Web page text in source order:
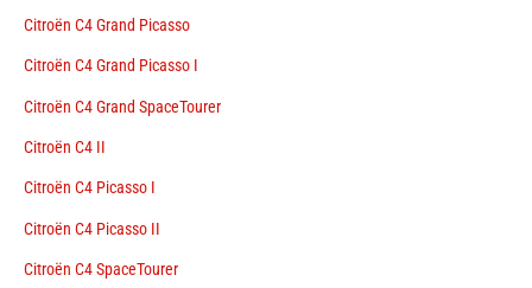
Citroën C4 Grand Picasso
Citroën C4 Grand Picasso I
Citroën C4 Grand SpaceTourer
Citroën C4 II
Citroën C4 Picasso I
Citroën C4 Picasso II
Citroën C4 SpaceTourer